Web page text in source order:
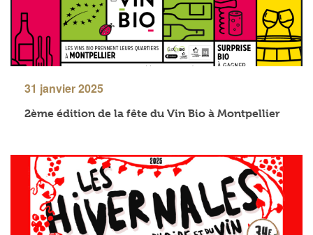
31 janvier 2025
2ème édition de la fête du Vin Bio à Montpellier